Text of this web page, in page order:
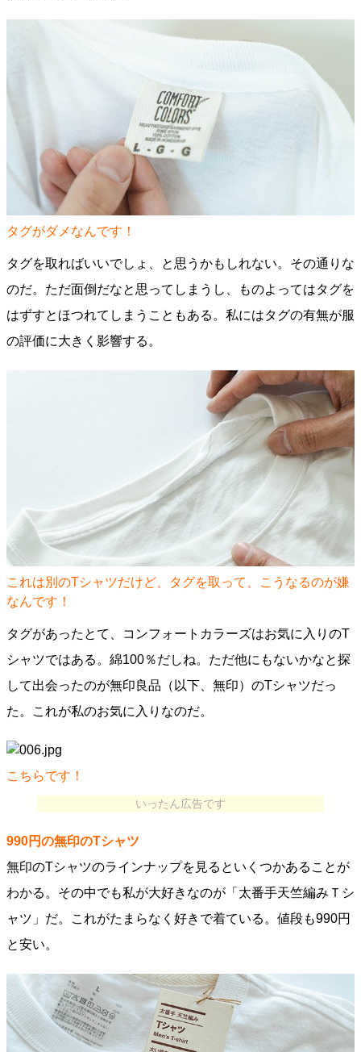
タグがダメなんです！
タグを取ればいいでしょ、と思うかもしれない。その通りな
のだ。ただ面倒だなと思ってしまうし、ものよってはタグを
はずすとほつれてしまうこともある。私にはタグの有無が服
の評価に大きく影響する。
これは別のTシャツだけど、タグを取って、こうなるのが嫌
なんです！
タグがあったとて、コンフォートカラーズはお気に入りのT
シャツではある。綿100％だしね。ただ他にもないかなと探
して出会ったのが無印良品（以下、無印）のTシャツだっ
た。これが私のお気に入りなのだ。
こちらです！
いったん広告です
990円の無印のTシャツ
無印のTシャツのラインナップを見るといくつかあることが
わかる。その中でも私が大好きなのが「太番手天竺編みＴシ
ャツ」だ。これがたまらなく好きで着ている。値段も990円
と安い。